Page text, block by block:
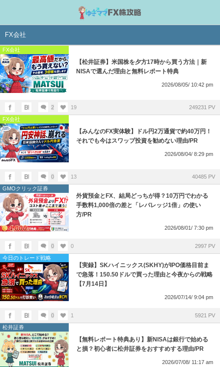
FX会社
FX会社
【松井証券】米国株を夕方17時から買う方法｜新
NISAで選んだ理由と無料レポート特典
2026/08/05/ 10:42 pm
2 19
249231 PV
FX会社
【みんなのFX実体験】ドル円2万通貨で約40万円！
それでも今はスワップ投資を勧めない理由/PR
2026/08/04/ 8:29 pm
0 13
40485 PV
GMOクリック証券
外貨預金とFX、結局どっちが得？10万円でわかる
手数料1,000倍の差と「レバレッジ1倍」の使い
方/PR
2026/08/01/ 7:30 pm
0 0
2997 PV
今日のトレード戦略
【実録】SKハイニックス(SKHY)がIPO価格目前ま
で急落！150.50ドルで買った理由と今夜からの戦略
【7月14日】
2026/07/14/ 9:04 pm
0 1
5921 PV
松井証券
【無料レポート特典あり】新NISAは銀行で始める
と損？初心者に松井証券をおすすめする理由/PR
2026/07/08/ 11:17 am